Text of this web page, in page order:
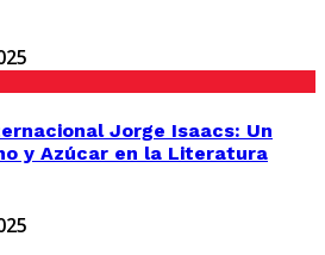
Jorge Isaacs: Un
y Azúcar en la Literatura